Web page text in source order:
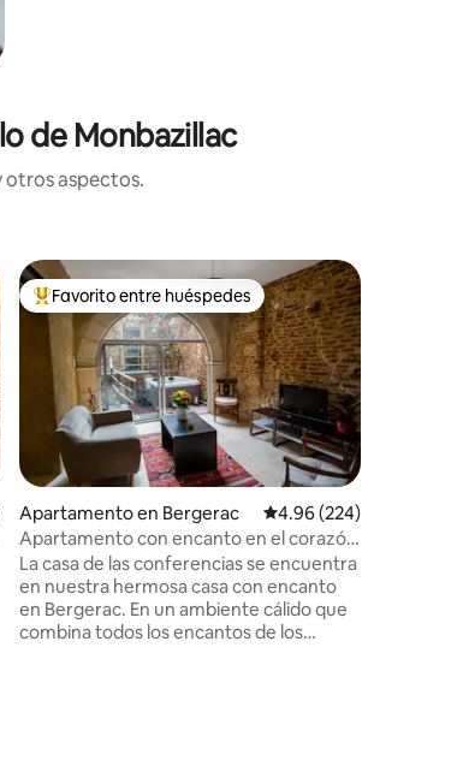
de Monbazillac
otros aspectos.
4.99 de 5, 134 reseñas
Favorito entre huéspedes preferido
Favorito entre huéspedes
Apartamento en Bergerac Calificación promedio:
4.96 (224)
Apartamento con encanto en el corazón
de Bergerac
La casa de las conferencias se encuentra
en nuestra hermosa casa con encanto
en Bergerac. En un ambiente cálido que
combina todos los encantos de los